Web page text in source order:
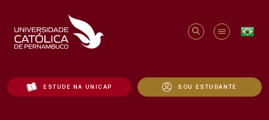
ESTUDE NA UNICAP SOU ESTUDANTE